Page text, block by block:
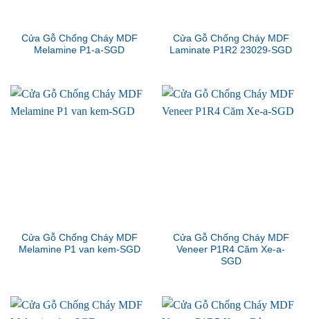
Cửa Gỗ Chống Cháy MDF
Melamine P1-a-SGD
Cửa Gỗ Chống Cháy MDF
Laminate P1R2 23029-SGD
Cửa Gỗ Chống Cháy MDF
Melamine P1 van kem-SGD
Cửa Gỗ Chống Cháy MDF
Veneer P1R4 Căm Xe-a-
SGD